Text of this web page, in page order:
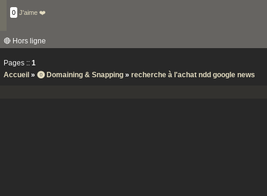
0 J'aime ❤️
🔴 Hors ligne
Pages :: 1
Accueil » ⓿ Domaining & Snapping » recherche à l'achat ndd google news